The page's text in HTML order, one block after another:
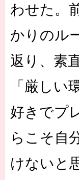
わせた。
かりのル
返り、素
「厳し
好きでプ
らこそ自
けないと